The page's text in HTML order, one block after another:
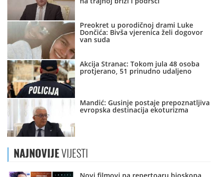
Preokret u porodičnoj drami Luke
Dončića: Bivša vjerenica želi dogovor
van suda
Akcija Stranac: Tokom jula 48 osoba
protjerano, 51 prinudno udaljeno
Mandić: Gusinje postaje prepoznatljiva
evropska destinacija ekoturizma
NAJNOVIJEVIJESTI